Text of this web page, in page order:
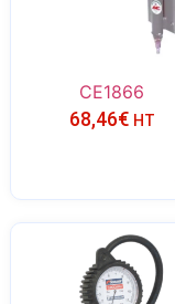
CE1866
68,46€ HT